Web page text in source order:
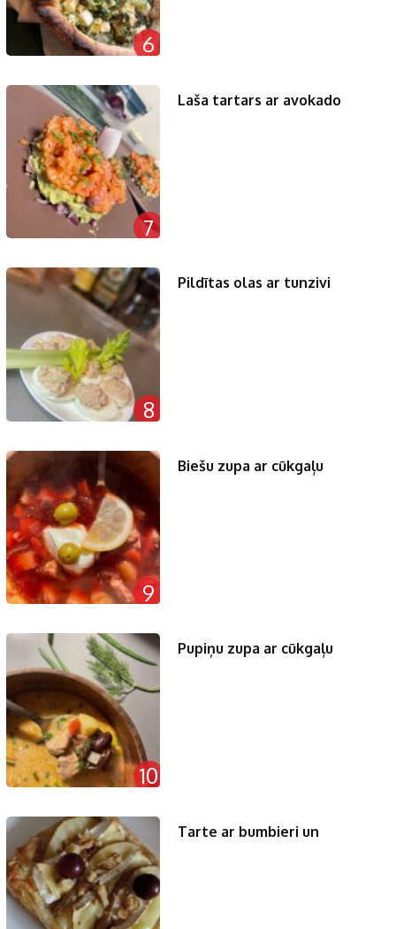
6
7
Laša tartars ar avokado
8
Pildītas olas ar tunzivi
9
Biešu zupa ar cūkgaļu
10
Pupiņu zupa ar cūkgaļu
Tarte ar bumbieri un